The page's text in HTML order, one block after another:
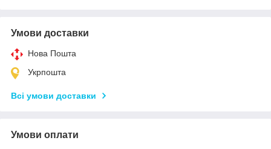
Умови доставки
Нова Пошта
Укрпошта
Всі умови доставки
Умови оплати